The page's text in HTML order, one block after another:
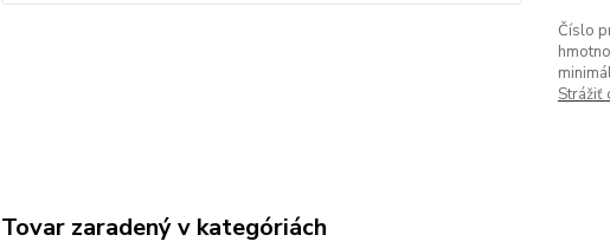
Číslo
Strážiť
Tovar zaradený v kategóriách